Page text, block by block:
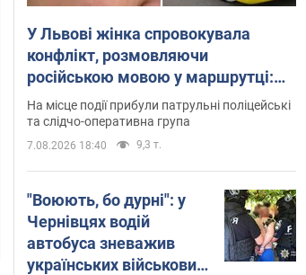
У Львові жінка спровокувала
конфлікт, розмовляючи
російською мовою у маршрутці:
поліція склала адмінпротокол.
Відео
На місце події прибули патрульні поліцейські
та слідчо-оперативна група
7.08.2026 18:40 9,3 т.
"Воюють, бо дурні": у
Чернівцях водій
автобуса зневажив
українських військових